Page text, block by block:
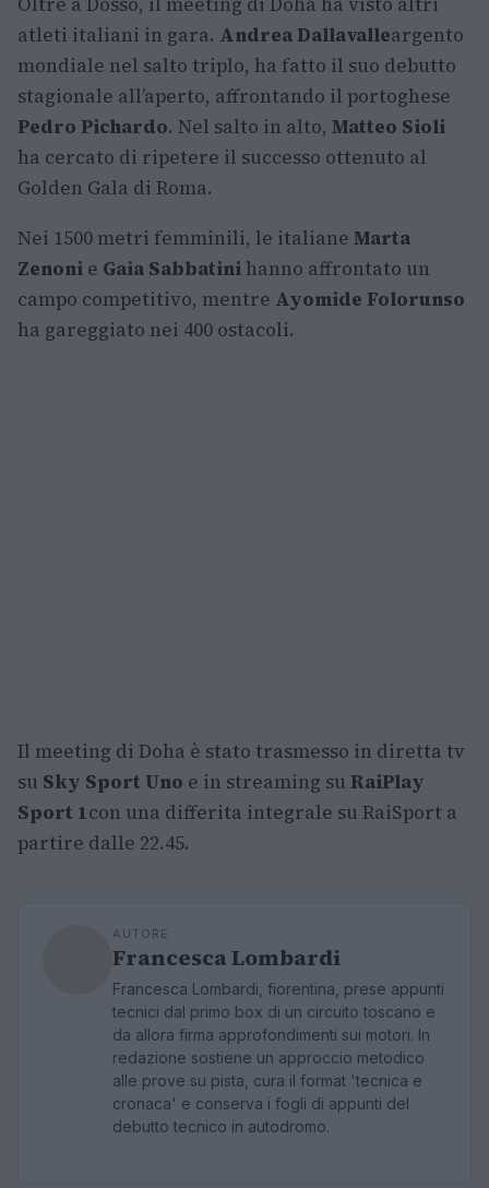
atleti italiani in gara. Andrea Dallavalleargento
mondiale nel salto triplo, ha fatto il suo debutto
stagionale all’aperto, affrontando il portoghese
Pedro Pichardo. Nel salto in alto, Matteo Sioli
ha cercato di ripetere il successo ottenuto al
Golden Gala di Roma.
Nei 1500 metri femminili, le italiane Marta
Zenoni e Gaia Sabbatini hanno affrontato un
campo competitivo, mentre Ayomide Folorunso
ha gareggiato nei 400 ostacoli.
Il meeting di Doha è stato trasmesso in diretta tv
su Sky Sport Uno e in streaming su RaiPlay
Sport 1con una differita integrale su RaiSport a
partire dalle 22.45.
AUTORE
Francesca Lombardi
Francesca Lombardi, fiorentina, prese appunti
tecnici dal primo box di un circuito toscano e
da allora firma approfondimenti sui motori. In
redazione sostiene un approccio metodico
alle prove su pista, cura il format 'tecnica e
cronaca' e conserva i fogli di appunti del
debutto tecnico in autodromo.